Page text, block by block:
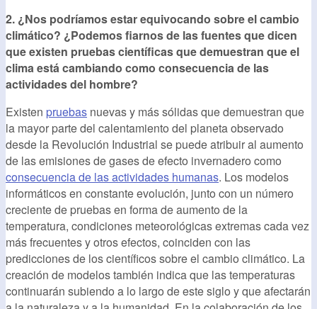
2. ¿Nos podríamos estar equivocando sobre el cambio
climático? ¿Podemos fiarnos de las fuentes que dicen
que existen pruebas científicas que demuestran que el
clima está cambiando como consecuencia de las
actividades del hombre?
Existen pruebas nuevas y más sólidas que demuestran que
la mayor parte del calentamiento del planeta observado
desde la Revolución Industrial se puede atribuir al aumento
de las emisiones de gases de efecto invernadero como
consecuencia de las actividades humanas. Los modelos
informáticos en constante evolución, junto con un número
creciente de pruebas en forma de aumento de la
temperatura, condiciones meteorológicas extremas cada vez
más frecuentes y otros efectos, coinciden con las
predicciones de los científicos sobre el cambio climático. La
creación de modelos también indica que las temperaturas
continuarán subiendo a lo largo de este siglo y que afectarán